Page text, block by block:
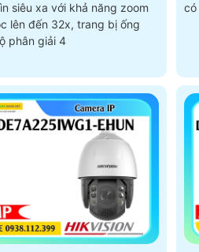
siêu xa với khả năng zoom
lên đến 32x, trang bị ống
phân giải 4
có